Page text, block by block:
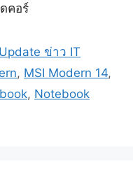
คอร์
ข่าว IT
, MSI Modern 14,
, Notebook